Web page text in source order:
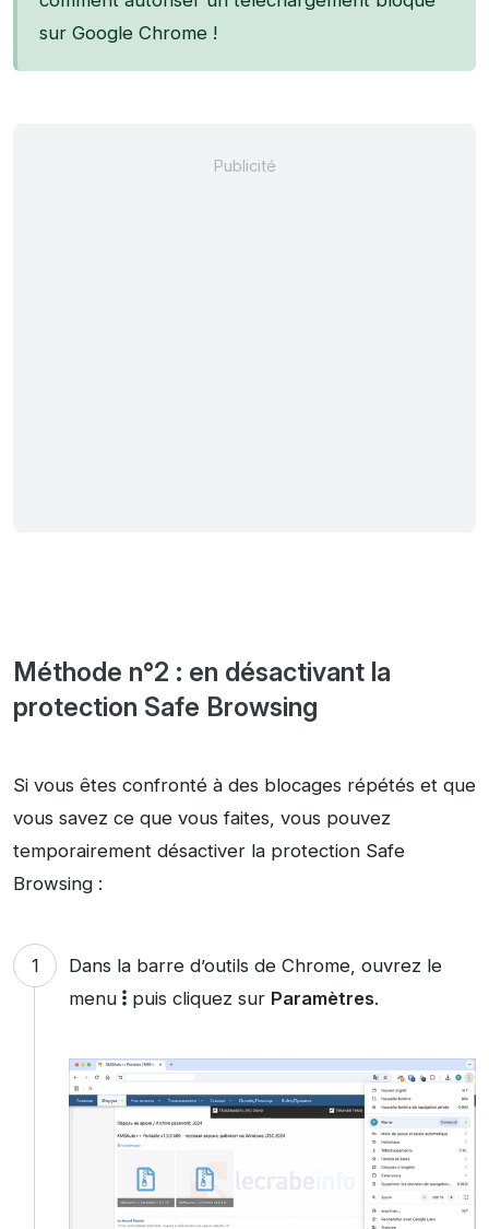
sur Google Chrome !
Méthode n°2 : en désactivant la
protection Safe Browsing
Si vous êtes confronté à des blocages répétés et que
vous savez ce que vous faites, vous pouvez
temporairement désactiver la protection Safe
Browsing :
Dans la barre d’outils de Chrome, ouvrez le
menu puis cliquez sur Paramètres.